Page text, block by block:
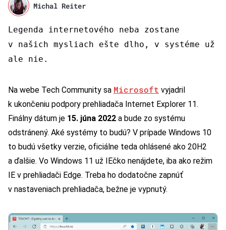
Michal Reiter
Legenda internetového neba zostane
v našich mysliach ešte dlho, v systéme už
ale nie.
Na webe Tech Community sa Microsoft vyjadril
k ukončeniu podpory prehliadača Internet Explorer 11.
Finálny dátum je 15. júna 2022 a bude zo systému
odstránený. Aké systémy to budú? V prípade Windows 10
to budú všetky verzie, oficiálne teda ohlásené ako 20H2
a ďalšie. Vo Windows 11 už IEčko nenájdete, iba ako režim
IE v prehliadači Edge. Treba ho dodatočne zapnúť
v nastaveniach prehliadača, bežne je vypnutý.